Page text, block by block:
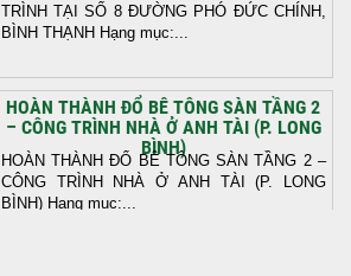
TRÌNH TẠI SỐ 8 ĐƯỜNG PHÓ ĐỨC CHÍNH,
BÌNH THẠNH Hạng mục:...
HOÀN THÀNH ĐỔ BÊ TÔNG SÀN TẦNG 2
– CÔNG TRÌNH NHÀ Ở ANH TÀI (P. LONG
BÌNH)
HOÀN THÀNH ĐỔ BÊ TÔNG SÀN TẦNG 2 –
CÔNG TRÌNH NHÀ Ở ANH TÀI (P. LONG
BÌNH) Hạng mục:...